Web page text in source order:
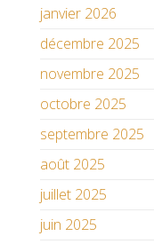
janvier 2026
décembre 2025
novembre 2025
octobre 2025
septembre 2025
août 2025
juillet 2025
juin 2025